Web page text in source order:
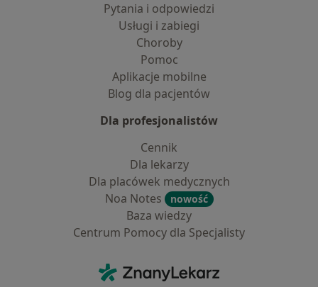
Pytania i odpowiedzi
Usługi i zabiegi
Choroby
Pomoc
Aplikacje mobilne
Blog dla pacjentów
Dla profesjonalistów
Cennik
Dla lekarzy
Dla placówek medycznych
Noa Notes
nowość
Baza wiedzy
Centrum Pomocy dla Specjalisty
ZnanyLekarz - Strona główna